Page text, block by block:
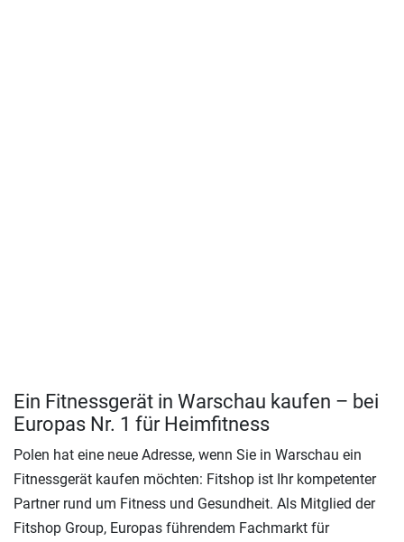
Ein Fitnessgerät in Warschau kaufen – bei
Europas Nr. 1 für Heimfitness
Polen hat eine neue Adresse, wenn Sie in Warschau ein
Fitnessgerät kaufen möchten: Fitshop ist Ihr kompetenter
Partner rund um Fitness und Gesundheit. Als Mitglied der
Fitshop Group, Europas führendem Fachmarkt für